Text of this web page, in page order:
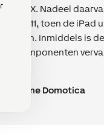
KNX. Nadeel
In 2011, toen de iPad
aan. Inmiddels is
componenten
Domotica